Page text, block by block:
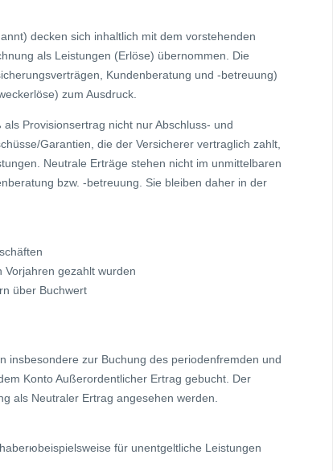
decken sich inhaltlich mit dem vorstehenden
als Leistungen (Erlöse) übernommen. Die
Kundenberatung und -betreuung)
zum Ausdruck.
Provisionsertrag nicht nur Abschluss- und
Garantien, die der Versicherer vertraglich zahlt,
Neutrale Erträge stehen nicht im unmittelbaren
bzw. -betreuung. Sie bleiben daher in der
Vorjahren gezahlt wurden
über Buchwert
insbesondere zur Buchung des periodenfremden und
Konto Außerordentlicher Ertrag gebucht. Der
als Neutraler Ertrag angesehen werden.
für unentgeltliche Leistungen